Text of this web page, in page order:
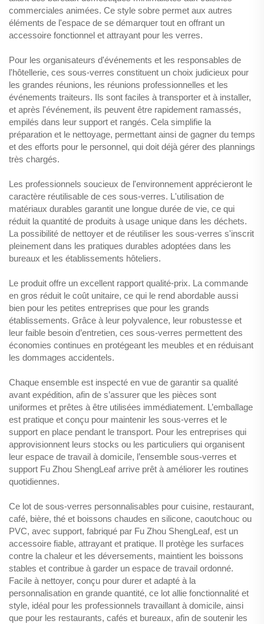
commerciales animées. Ce style sobre permet aux autres
éléments de l'espace de se démarquer tout en offrant un
accessoire fonctionnel et attrayant pour les verres.
Pour les organisateurs d'événements et les responsables de
l'hôtellerie, ces sous-verres constituent un choix judicieux pour
les grandes réunions, les réunions professionnelles et les
événements traiteurs. Ils sont faciles à transporter et à installer,
et après l'événement, ils peuvent être rapidement ramassés,
empilés dans leur support et rangés. Cela simplifie la
préparation et le nettoyage, permettant ainsi de gagner du temps
et des efforts pour le personnel, qui doit déjà gérer des plannings
très chargés.
Les professionnels soucieux de l'environnement apprécieront le
caractère réutilisable de ces sous-verres. L'utilisation de
matériaux durables garantit une longue durée de vie, ce qui
réduit la quantité de produits à usage unique dans les déchets.
La possibilité de nettoyer et de réutiliser les sous-verres s'inscrit
pleinement dans les pratiques durables adoptées dans les
bureaux et les établissements hôteliers.
Le produit offre un excellent rapport qualité-prix. La commande
en gros réduit le coût unitaire, ce qui le rend abordable aussi
bien pour les petites entreprises que pour les grands
établissements. Grâce à leur polyvalence, leur robustesse et
leur faible besoin d’entretien, ces sous-verres permettent des
économies continues en protégeant les meubles et en réduisant
les dommages accidentels.
Chaque ensemble est inspecté en vue de garantir sa qualité
avant expédition, afin de s’assurer que les pièces sont
uniformes et prêtes à être utilisées immédiatement. L’emballage
est pratique et conçu pour maintenir les sous-verres et le
support en place pendant le transport. Pour les entreprises qui
approvisionnent leurs stocks ou les particuliers qui organisent
leur espace de travail à domicile, l’ensemble sous-verres et
support Fu Zhou ShengLeaf arrive prêt à améliorer les routines
quotidiennes.
Ce lot de sous-verres personnalisables pour cuisine, restaurant,
café, bière, thé et boissons chaudes en silicone, caoutchouc ou
PVC, avec support, fabriqué par Fu Zhou ShengLeaf, est un
accessoire fiable, attrayant et pratique. Il protège les surfaces
contre la chaleur et les déversements, maintient les boissons
stables et contribue à garder un espace de travail ordonné.
Facile à nettoyer, conçu pour durer et adapté à la
personnalisation en grande quantité, ce lot allie fonctionnalité et
style, idéal pour les professionnels travaillant à domicile, ainsi
que pour les restaurants, cafés et bureaux, afin de soutenir les